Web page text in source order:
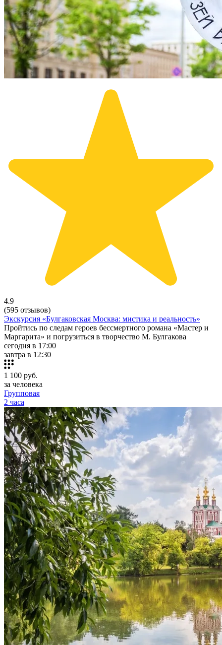
4.9
(595 отзывов)
Экскурсия «Булгаковская Москва: мистика и реальность»
Пройтись по следам героев бессмертного романа «Мастер и
Маргарита» и погрузиться в творчество М. Булгакова
сегодня в 17:00
завтра в 12:30
1 100 руб.
за человека
Групповая
2 часа